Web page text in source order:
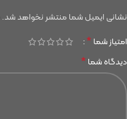
نشانی ایمیل شما منتشر نخواهد شد.
امتیاز شما *
دیدگاه شما *